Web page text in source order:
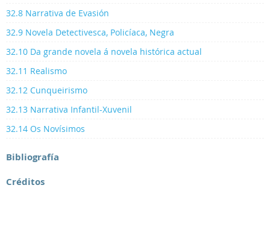
32.8 Narrativa de Evasión
32.9 Novela Detectivesca, Policíaca, Negra
32.10 Da grande novela á novela histórica actual
32.11 Realismo
32.12 Cunqueirismo
32.13 Narrativa Infantil-Xuvenil
32.14 Os Novísimos
Bibliografía
Créditos